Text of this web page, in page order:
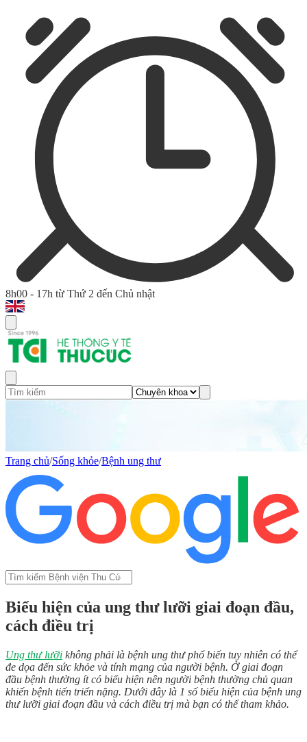
8h00 - 17h từ Thứ 2 đến Chủ nhật
Trang chủ/Sống khỏe/Bệnh ung thư
Biểu hiện của ung thư lưỡi giai đoạn đầu,
cách điều trị
Ung thư lưỡi không phải là bệnh ung thư phổ biến tuy nhiên có thể
đe dọa đến sức khỏe và tính mạng của người bệnh. Ở giai đoạn
đầu bệnh thường ít có biểu hiện nên người bệnh thường chủ quan
khiến bệnh tiến triển nặng. Dưới đây là 1 số biểu hiện của bệnh ung
thư lưỡi giai đoạn đầu và cách điều trị mà bạn có thể tham khảo.